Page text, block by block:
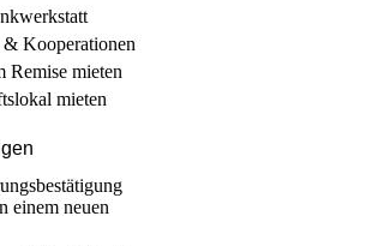
& Kooperationen
Remise mieten
mieten
einem neuen